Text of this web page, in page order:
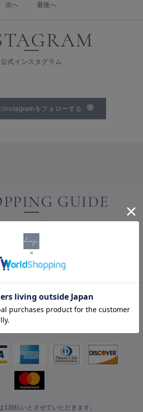
次へ 最後へ
公式インスタグラム
Instagramをフォローする
GUIDE
ショッピングガイド
PAYMENT
払い方法について
ットカード・AmazonPay・楽天ペイ・代
けます。
ド
回払いとさせていただきます。